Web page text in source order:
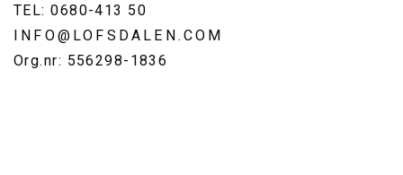
TEL: 0680-413 50
INFO@LOFSDALEN.COM
Org.nr: 556298-1836